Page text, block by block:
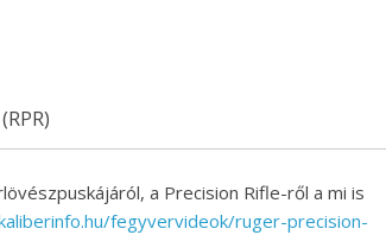
a Precision Rifle-ről a mi is
fegyvervideok/ruger-precision-